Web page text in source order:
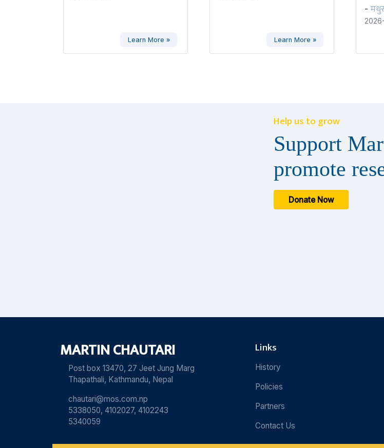
Learn More » Learn More »
-
Help us to grow
Support
promote
Donate Now
MARTIN CHAUTARI
Post box 13470, 27 Jeet Jung Marg
Thapathali, Kathmandu, Nepal
chautari@mos.com.np
5338050, 4102027, 4102243
5340059
Links
History
Policies
Partners
Contact Us